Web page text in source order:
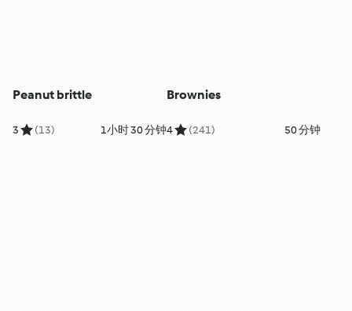
Peanut brittle
3 (13) 1小时 30 分钟
Brownies
4 (241) 50 分钟